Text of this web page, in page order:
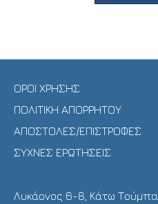
ΟΡΟΙ ΧΡΗΣΗΣ
ΠΟΛΙΤΙΚΗ ΑΠΟΡΡΗΤΟΥ
ΑΠΟΣΤΟΛΕΣ/ΕΠΙΣΤΡΟΦΕΣ
ΣΥΧΝΕΣ ΕΡΩΤΗΣΕΙΣ
Λυκάονος 6-8, Κάτω Τούμπα